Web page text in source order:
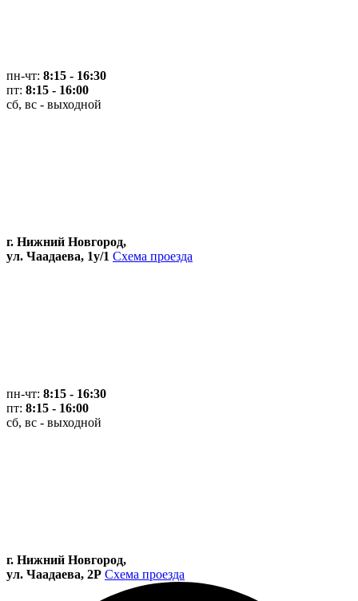
пн-чт: 8:15 - 16:30
пт: 8:15 - 16:00
сб, вс - выходной
г. Нижний Новгород,
ул. Чаадаева, 1у/1 Схема проезда
пн-чт: 8:15 - 16:30
пт: 8:15 - 16:00
сб, вс - выходной
г. Нижний Новгород,
ул. Чаадаева, 2Р Схема проезда